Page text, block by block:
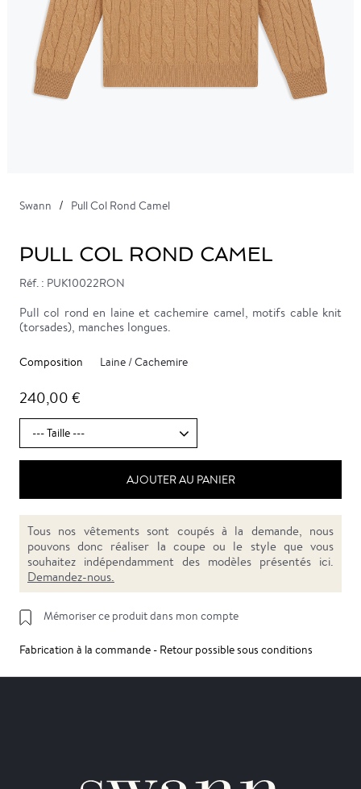
Swann Pull Col Rond Camel
PULL COL ROND CAMEL
Réf. : PUK10022RON
Pull col rond en laine et cachemire camel, motifs cable knit
(torsades), manches longues.
Composition Laine / Cachemire
240,00 €
AJOUTER AU PANIER
Tous nos vêtements sont coupés à la demande, nous
pouvons donc réaliser la coupe ou le style que vous
souhaitez indépendamment des modèles présentés ici.
Demandez-nous.
Mémoriser ce produit dans mon compte
Fabrication à la commande - Retour possible sous conditions